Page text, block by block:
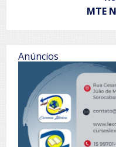
MTE N
Anúncios